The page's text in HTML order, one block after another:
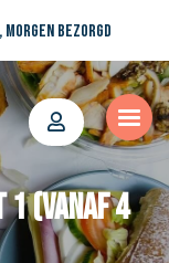
bezorgd
1 (vanaf 4